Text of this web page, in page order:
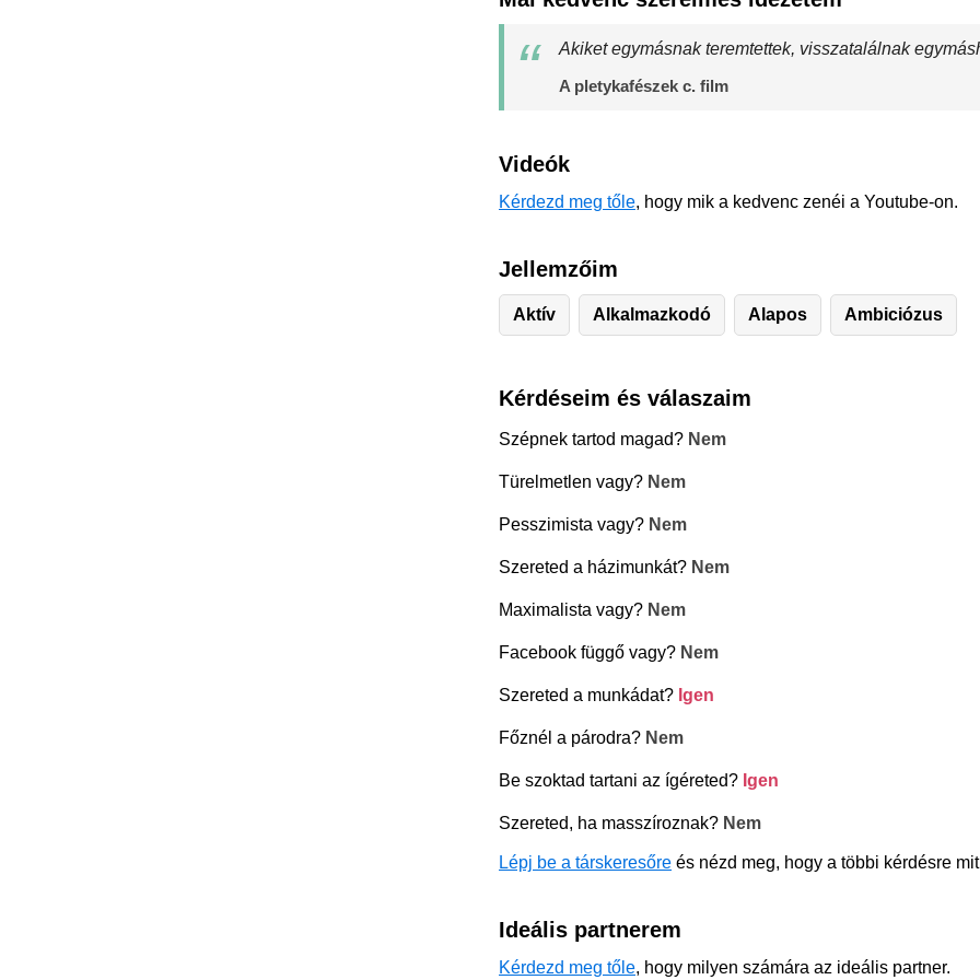
Akiket egymásnak teremtettek, visszatalálnak
A pletykafészek c. film
Videók
Kérdezd meg tőle, hogy mik a kedvenc zenéi a Youtube-on.
Jellemzőim
Aktív Alkalmazkodó Alapos Ambiciózus
Kérdéseim és válaszaim
Szépnek tartod magad? Nem
Türelmetlen vagy? Nem
Pesszimista vagy? Nem
Szereted a házimunkát? Nem
Maximalista vagy? Nem
Facebook függő vagy? Nem
Szereted a munkádat? Igen
Főznél a párodra? Nem
Be szoktad tartani az ígéreted? Igen
Szereted, ha masszíroznak? Nem
Lépj be a társkeresőre és nézd meg, hogy a többi kérdésre
Ideális partnerem
Kérdezd meg tőle, hogy milyen számára az ideális partner.